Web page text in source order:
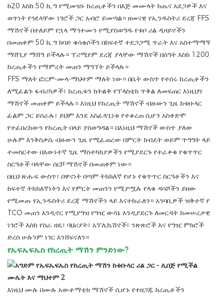
ከ20 እስከ 50 ኪ.ግ የሚመዝኑ ከረጢቶችን በእጅ መሙላት ከጤና አደጋዎች እና
ወጥነት የጎደላቸው ነገሮች ጋር አብሮ ይመጣል። ዘመናዊ የኢንዱስትሪ ደረጃ FFS
ማሽኖች በተለይም የኋላ ማኅተሙን የሚያስወግዱ የቱቦ ሪል ዲዛይኖችን
በመጠቀም 50 ኪ.ግ ከባድ ቁሳቁሶችን በከፍተኛ ተደጋጋሚ ጥራት እና አስተማማኝ
ማሸጊያ ማሸግ ይችላሉ። ፕሪሚየም ደረጃ ያላቸው ማሽኖች በሰዓት እስከ 1200
ከረጢቶችን የማምረት መጠን ማግኘት ይችላሉ።
FFS ማለት ፎርም-ሙላ-ማህተም ማለት ነው። በቤት ውስጥ የተሰሩ ከረጢቶችን
ለሚፈልጉ ፋብሪካዎች፣ ከረጢቱን ከትልቅ የፕላስቲክ ጥቅል ለመፍጠር እነዚህን
ማሽኖች መጠቀም ይችላሉ። እነዚህ የከረጢት ማሽኖች ብዙውን ጊዜ ከቱቡላር
ፊልም ጋር ይሰራሉ፣ ይህም እንደ አስፈላጊነቱ የተቆረጠ ሲሆን አስቀድሞ
የተፈበረከውን የከረጢት በላይ ያስወግዳል። በእነዚህ ማሽኖች ውስጥ ያለው
ሁሉም እንቅስቃሴ ብዙውን ጊዜ የሚፈጠረው በምርት ክብደት ወይም ጥግግት ላይ
ተመስርተው በእውነተኛ ጊዜ ማስተካከያዎችን የሚያደርጉ የተራቀቁ የቁጥጥር
ስርዓቶች ባላቸው ሰርቮ ማሽኖች በመጠቀም ነው።
በዚህ ጽሑፍ ውስጥ፣ በዋናነት በጣም ትክክለኛ የሆኑ የቁጥጥር ስርዓቶችን እና
ከፍተኛ ትክክለኛነትን እና የምርት መጠንን የሚያሟሉ የላቁ ዳሳሾችን ይዘው
የሚመጡ የኢንዱስትሪ ደረጃ ማሽኖችን ላይ እናተኩራለን። አንባቢዎች ዝቅተኛ የ
TCO መጠን እንዲኖር የሚያግዝ የግዢ ውሳኔ እንዲያደርጉ ለመርዳት ከመሠረታዊ
ነገሮች እስከ የስራ ዘዴ፣ ባህሪያት፣ አፕሊኬሽኖች፣ ንጽጽሮች እና የግዢ ምክሮች
ድረስ ሁሉንም ነገር እንሸፍናለን።
የኤፍኤፍኤስ የከረጢት ማሽን ምንድነው?
እነዚህ ሙሉ በሙሉ አውቶማቲክ ማሽኖች ሲሆኑ የተዘጋጁ ከረጢቶችን